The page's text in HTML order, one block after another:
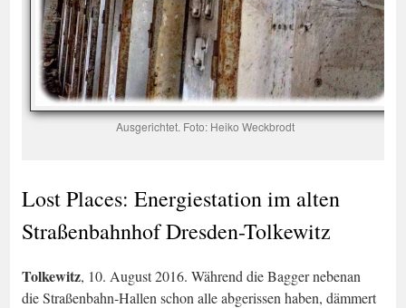
Ausgerichtet. Foto: Heiko Weckbrodt
Lost Places: Energiestation im alten
Straßenbahnhof Dresden-Tolkewitz
Tolkewitz, 10. August 2016. Während die Bagger nebenan
die Straßenbahn-Hallen schon alle abgerissen haben, dämmert